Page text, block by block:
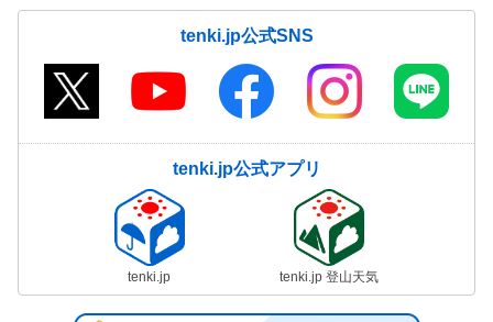
tenki.jp公式SNS
tenki.jp公式アプリ
tenki.jp tenki.jp 登山天気